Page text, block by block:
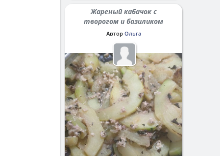
Жареный кабачок с
творогом и базиликом
Автор Ольга